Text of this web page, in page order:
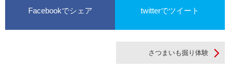
Facebookでシェア twitterでツイート
さつまいも掘り体験